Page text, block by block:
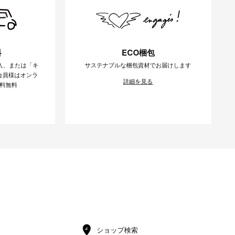
、または「キ
員様はオンラ
無料
ECO梱包
サステナブルな梱包資材でお届けします
詳細を見る
ショップ検索